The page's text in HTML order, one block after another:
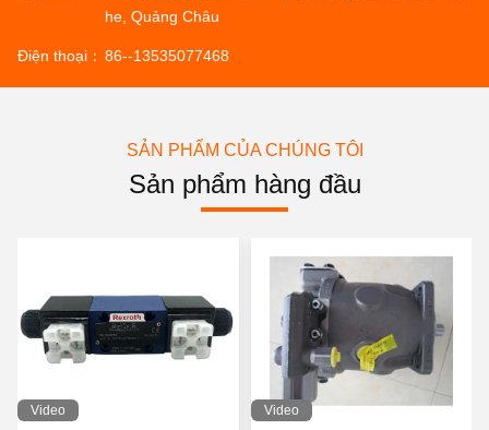
he, Quảng Châu
Điện thoại： 86--13535077468
SẢN PHẨM CỦA CHÚNG TÔI
Sản phẩm hàng đầu
Video
Video